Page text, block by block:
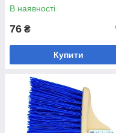
В наявності
76 ₴
Купити